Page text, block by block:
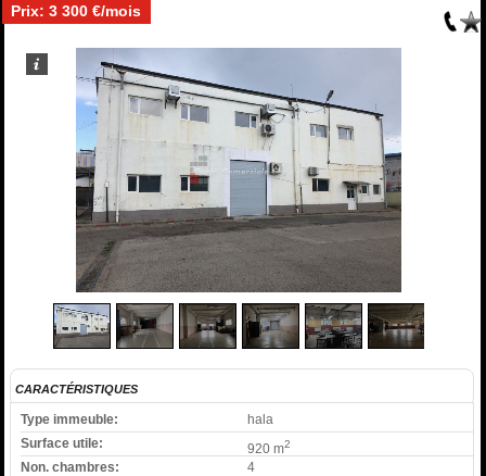
Prix: 3 300 €/mois
CARACTÉRISTIQUES
Type immeuble:
hala
Surface utile:
920 m2
Non. chambres:
4